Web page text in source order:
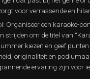
voor verrassende en
Organiseer een karaoke-
strijden om de titel van
kiezen en geef
originaliteit en
ervaring zijn voor